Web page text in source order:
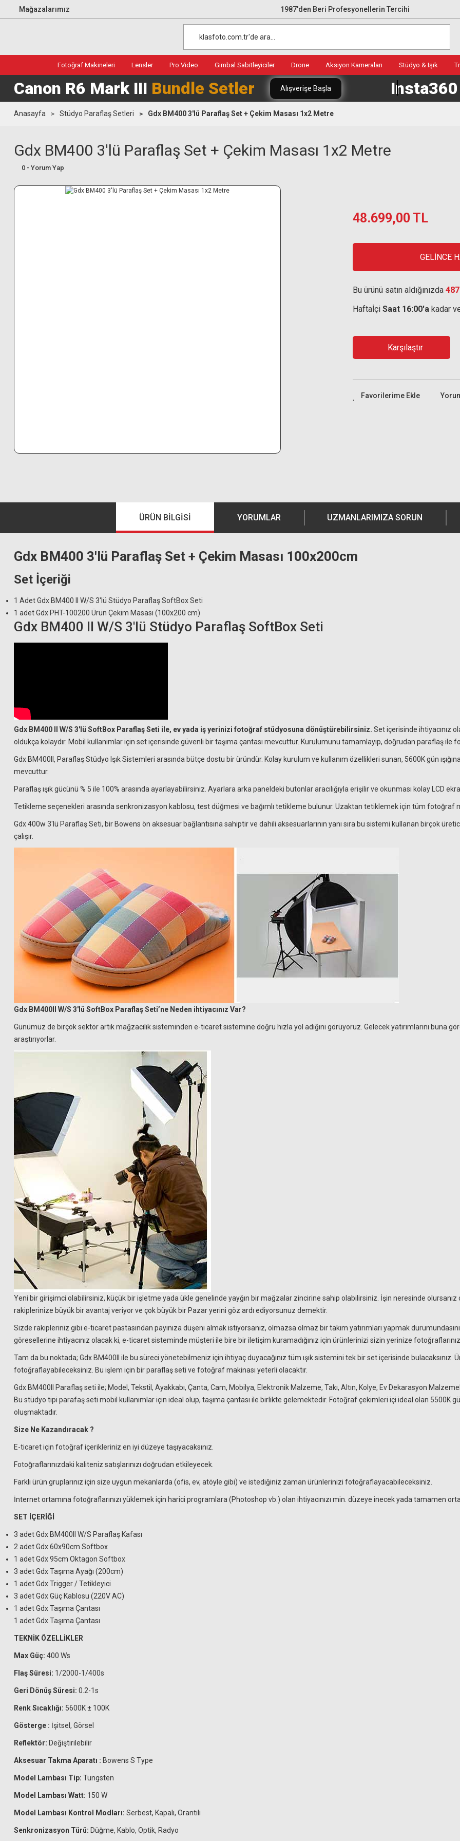
Mağazalarımız 1987'den Beri Profesyonellerin Tercihi
Fotoğraf Makineleri Lensler Pro Video Gimbal Sabitleyiciler Drone Aksiyon Kameraları Stüdyo & Işık
Canon R6 Mark III Bundle Setler Alışverişe Başla Insta360
Anasayfa Stüdyo Paraflaş Setleri Gdx BM400 3'lü Paraflaş Set + Çekim Masası 1x2 Metre
Gdx BM400 3'lü Paraflaş Set + Çekim Masası 1x2 Metre
0 - Yorum Yap
48.699,00 TL
GELİNCE
Bu ürünü satın aldığınızda
Haftaİçi Saat 16:00'a kadar
Karşılaştır
ÜRÜN BILGISI YORUMLAR UZMANLARIMIZA SORUN
Gdx BM400 3'lü Paraflaş Set + Çekim Masası 100x200cm
Set İçeriği
1 Adet Gdx BM400 II W/S 3'lü Stüdyo Paraflaş SoftBox Seti
1 adet Gdx PHT-100200 Ürün Çekim Masası (100x200 cm)
Gdx BM400 II W/S 3'lü Stüdyo Paraflaş SoftBox Seti
Gdx BM400 II W/S 3'lü SoftBox Paraflaş Seti ile, ev yada iş yerinizi fotoğraf stüdyosuna dönüştürebilirsiniz. Set içerisinde ihtiyacınız
oldukça kolaydır. Mobil kullanımlar için set içerisinde güvenli bir taşıma çantası mevcuttur. Kurulumunu tamamlayıp, doğrudan paraflaş ile
Gdx BM400II, Paraflaş Stüdyo Işık Sistemleri arasında bütçe dostu bir üründür. Kolay kurulum ve kullanım özellikleri sunan, 5600K gün
mevcuttur.
Paraflaş ışık gücünü % 5 ile 100% arasında ayarlayabilirsiniz. Ayarlara arka paneldeki butonlar aracılığıyla erişilir ve okunması kolay LCD
Tetikleme seçenekleri arasında senkronizasyon kablosu, test düğmesi ve bağımlı tetikleme bulunur. Uzaktan tetiklemek için tüm fotoğraf
Gdx 400w 3'lü Paraflaş Seti, bir Bowens ön aksesuar bağlantısına sahiptir ve dahili aksesuarlarının yanı sıra bu sistemi kullanan birçok
çalışır.
Gdx BM400II W/S 3'lü SoftBox Paraflaş Seti’ne Neden ihtiyacınız Var?
Günümüz de birçok sektör artık mağzacılık sisteminden e-ticaret sistemine doğru hızla yol adığını görüyoruz. Gelecek yatırımlarını buna
araştırıyorlar.
Yeni bir girişimci olabilirsiniz, küçük bir işletme yada ükle genelinde yayğın bir mağzalar zincirine sahip olabilirsiniz. İşin neresinde
rakiplerinize büyük bir avantaj veriyor ve çok büyük bir Pazar yerini göz ardı ediyorsunuz demektir.
Sizde rakipleriniz gibi e-ticaret pastasından payınıza düşeni almak istiyorsanız, olmazsa olmaz bir takım yatırımları yapmak
göresellerine ihtiyacınız olacak ki, e-ticaret sisteminde müşteri ile bire bir iletişim kuramadığınız için ürünlerinizi sizin yerinize
Tam da bu noktada; Gdx BM400II ile bu süreci yönetebilmeniz için ihtiyaç duyacağınız tüm ışık sistemini tek bir set içerisinde
fotoğraflayabileceksiniz. Bu işlem için bir paraflaş seti ve fotoğraf makinası yeterli olacaktır.
Gdx BM400II Paraflaş seti ile; Model, Tekstil, Ayakkabı, Çanta, Cam, Mobilya, Elektronik Malzeme, Takı, Altın, Kolye, Ev Dekarasyon
Bu stüdyo tipi parafaş seti mobil kullanımlar için ideal olup, taşıma çantası ile birlikte gelemektedir. Fotoğraf çekimleri içi ideal olan 5500K
oluşmaktadır.
Size Ne Kazandıracak ?
E-ticaret için fotoğraf içerikleriniz en iyi düzeye taşıyacaksınız.
Fotoğraflarınızdaki kaliteniz satışlarınızı doğrudan etkileyecek.
Farklı ürün gruplarınız için size uygun mekanlarda (ofis, ev, atöyle gibi) ve istediğiniz zaman ürünlerinizi fotoğraflayacabileceksiniz.
İnternet ortamına fotoğraflarınızı yüklemek için harici programlara (Photoshop vb.) olan ihtiyacınızı min. düzeye inecek yada tamamen
SET İÇERİĞİ
3 adet Gdx BM400II W/S Paraflaş Kafası
2 adet Gdx 60x90cm Softbox
1 adet Gdx 95cm Oktagon Softbox
3 adet Gdx Taşıma Ayağı (200cm)
1 adet Gdx Trigger / Tetikleyici
3 adet Gdx Güç Kablosu (220V AC)
1 adet Gdx Taşıma Çantası
1 adet Gdx Taşıma Çantası
TEKNİK ÖZELLİKLER
Max Güç: 400 Ws
Flaş Süresi: 1/2000-1/400s
Geri Dönüş Süresi: 0.2-1s
Renk Sıcaklığı: 5600K ± 100K
Gösterge : İşitsel, Görsel
Reflektör: Değiştirilebilir
Aksesuar Takma Aparatı : Bowens S Type
Model Lambası Tip: Tungsten
Model Lambası Watt: 150 W
Model Lambası Kontrol Modları: Serbest, Kapalı, Orantılı
Senkronizasyon Türü: Düğme, Kablo, Optik, Radyo